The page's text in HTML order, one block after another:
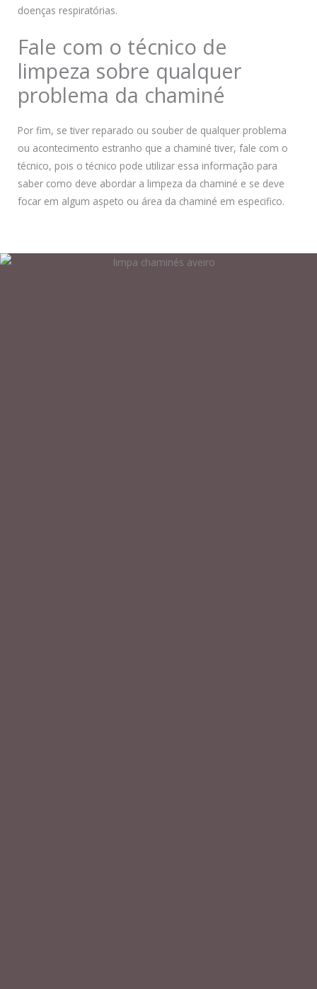
doenças respiratórias.
Fale com o técnico de
limpeza sobre qualquer
problema da chaminé
Por fim, se tiver reparado ou souber de qualquer problema
ou acontecimento estranho que a chaminé tiver, fale com o
técnico, pois o técnico pode utilizar essa informação para
saber como deve abordar a limpeza da chaminé e se deve
focar em algum aspeto ou área da chaminé em especifico.